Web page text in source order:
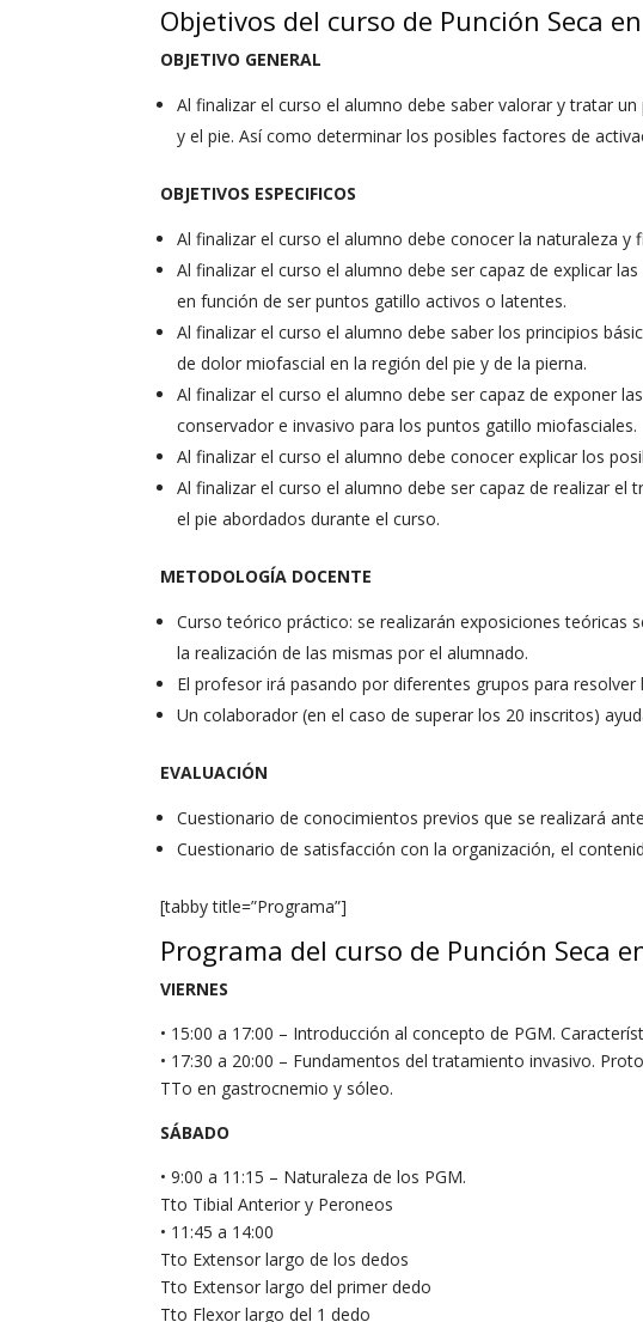
Objetivos del curso de Punción Seca
OBJETIVO GENERAL
Al finalizar el curso el alumno debe saber valorar y tratar
y el pie. Así como determinar los posibles factores de
OBJETIVOS ESPECIFICOS
Al finalizar el curso el alumno debe conocer la naturaleza
Al finalizar el curso el alumno debe ser capaz de explicar
en función de ser puntos gatillo activos o latentes.
Al finalizar el curso el alumno debe saber los principios
de dolor miofascial en la región del pie y de la pierna.
Al finalizar el curso el alumno debe ser capaz de exponer
conservador e invasivo para los puntos gatillo miofasciales.
Al finalizar el curso el alumno debe conocer explicar los
Al finalizar el curso el alumno debe ser capaz de realizar
el pie abordados durante el curso.
METODOLOGÍA DOCENTE
Curso teórico práctico: se realizarán exposiciones
la realización de las mismas por el alumnado.
El profesor irá pasando por diferentes grupos para
Un colaborador (en el caso de superar los 20 inscritos)
EVALUACIÓN
Cuestionario de conocimientos previos que se realizará
Cuestionario de satisfacción con la organización, el
[tabby title=”Programa”]
Programa del curso de Punción Seca
VIERNES
• 15:00 a 17:00 – Introducción al concepto de PGM.
• 17:30 a 20:00 – Fundamentos del tratamiento invasivo.
TTo en gastrocnemio y sóleo.
SÁBADO
• 9:00 a 11:15 – Naturaleza de los PGM.
Tto Tibial Anterior y Peroneos
• 11:45 a 14:00
Tto Extensor largo de los dedos
Tto Extensor largo del primer dedo
Tto Flexor largo del 1 dedo